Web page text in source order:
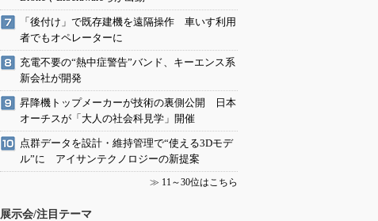
「後付け」で既存建機を遠隔操作 車いす利用
者でもオペレーターに
充電不要の“熱中症警告”バンド、キーエンス系
新会社が開発
昇降機トップメーカーが技術の裏側公開 日本
オーチスが「大人の社会科見学」開催
点群データを設計・維持管理で“使える3Dモデ
ル”に アイサンテクノロジーの新提案
≫ 11～30位はこちら
展示会/注目テーマ